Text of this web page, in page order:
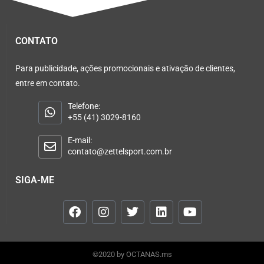
CONTATO
Para publicidade, ações promocionais e ativação de clientes,
entre em contato.
Telefone:
+55 (41) 3029-8160
E-mail:
contato@zettelsport.com.br
SIGA-ME
©2020 by OCTANAS.ms